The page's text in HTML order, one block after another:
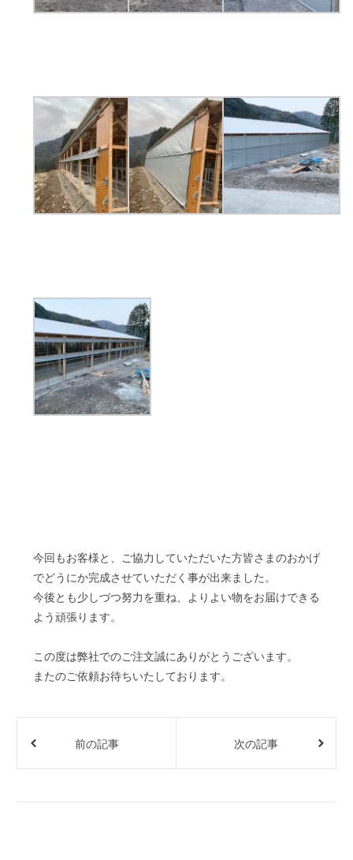
今回もお客様と、ご協力していただいた方皆さまのおかげ
でどうにか完成させていただく事が出来ました。
今後とも少しづつ努力を重ね、よりよい物をお届けできる
よう頑張ります。
この度は弊社でのご注文誠にありがとうございます。
またのご依頼お待ちいたしております。
前の記事 次の記事